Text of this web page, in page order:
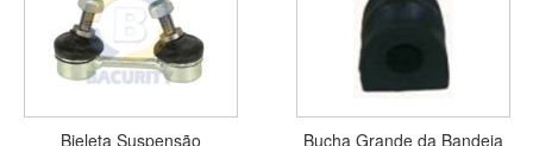
Bieleta Suspensão
Bucha Grande da Bandeja